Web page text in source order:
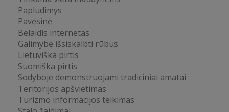
Papludimys
Pavėsinė
Belaidis internetas
Galimybė išsiskalbti rūbus
Lietuviška pirtis
Suomiška pirtis
Sodyboje demonstruojami tradiciniai amatai
Teritorijos apšvietimas
Turizmo informacijos teikimas